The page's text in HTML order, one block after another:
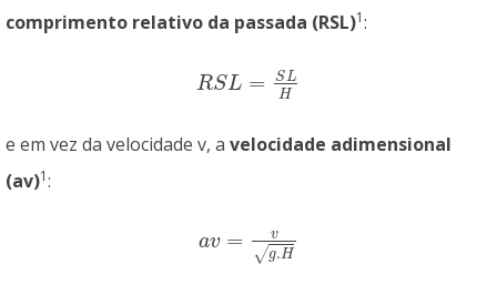
comprimento relativo da passada (RSL)1:
RSL = S L
H
RSL=S LH
e em vez da velocidade v, a velocidade adimensional
(av)1:
av =
v
g.H
√
av= vg H